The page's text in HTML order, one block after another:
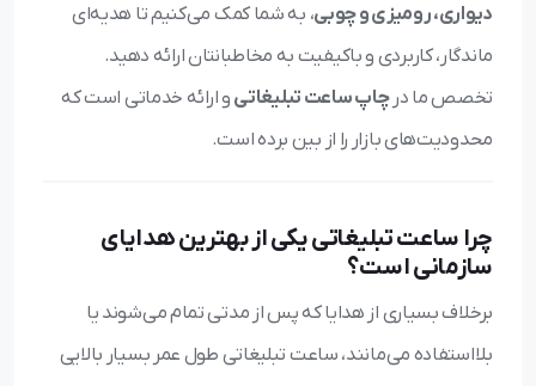
دیواری، رومیزی و چوبی، به شما کمک می‌کنیم تا هدیه‌ای
ماندگار، کاربردی و باکیفیت به مخاطبانتان ارائه دهید.
تخصص ما درچاپ ساعت تبلیغاتی و ارائه خدماتی است که
محدودیت‌های بازار را از بین برده است.
چرا ساعت تبلیغاتی یکی از بهترین هدایای
سازمانی است؟
برخلاف بسیاری از هدایا که پس از مدتی تمام می‌شوند یا
بلااستفاده می‌مانند، ساعت تبلیغاتی طول عمر بسیار بالایی